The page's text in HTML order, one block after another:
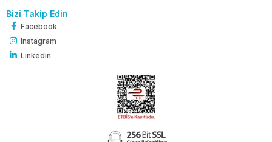
Bizi Takip Edin
Facebook
Instagram
Linkedin